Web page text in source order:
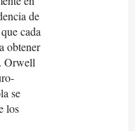
de
cada
obtener
Orwell
se
los